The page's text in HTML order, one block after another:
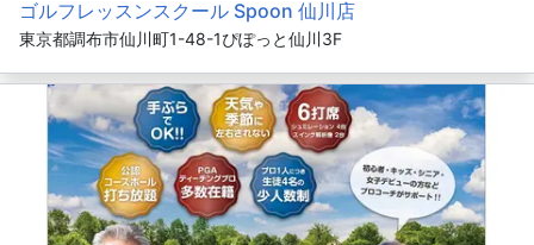
ゴルフレッスンスクール Spoon 仙川店
東京都調布市仙川町1-48-1ぴぽっと仙川3F